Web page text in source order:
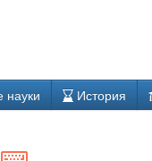
науки История